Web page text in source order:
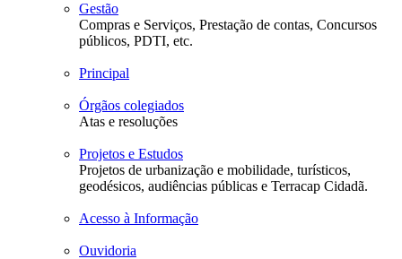
Gestão
Compras e Serviços, Prestação de contas, Concursos
públicos, PDTI, etc.
Principal
Órgãos colegiados
Atas e resoluções
Projetos e Estudos
Projetos de urbanização e mobilidade, turísticos,
geodésicos, audiências públicas e Terracap Cidadã.
Acesso à Informação
Ouvidoria